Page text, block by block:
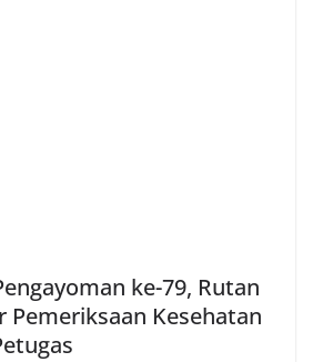
ke-79, Rutan
Pemeriksaan Kesehatan